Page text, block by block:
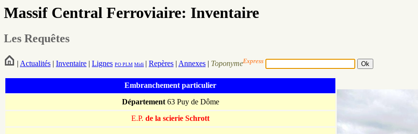
Massif Central Ferroviaire: Inventaire
Les Requêtes
| Actualités | Inventaire | Lignes PO PLM Midi | Repères | Annexes | ToponymeExpress
Embranchement particulier
Département63 Puy de Dôme
E.P. de la scierie Schrott